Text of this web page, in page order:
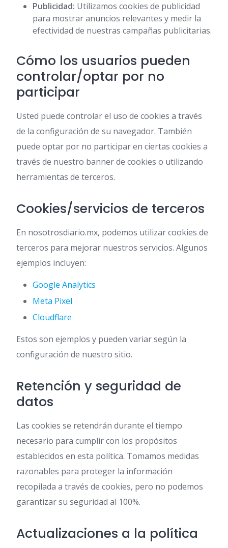
Publicidad: Utilizamos cookies de publicidad
para mostrar anuncios relevantes y medir la
efectividad de nuestras campañas publicitarias.
Cómo los usuarios pueden
controlar/optar por no
participar
Usted puede controlar el uso de cookies a través
de la configuración de su navegador. También
puede optar por no participar en ciertas cookies a
través de nuestro banner de cookies o utilizando
herramientas de terceros.
Cookies/servicios de terceros
En nosotrosdiario.mx, podemos utilizar cookies de
terceros para mejorar nuestros servicios. Algunos
ejemplos incluyen:
Google Analytics
Meta Pixel
Cloudflare
Estos son ejemplos y pueden variar según la
configuración de nuestro sitio.
Retención y seguridad de
datos
Las cookies se retendrán durante el tiempo
necesario para cumplir con los propósitos
establecidos en esta política. Tomamos medidas
razonables para proteger la información
recopilada a través de cookies, pero no podemos
garantizar su seguridad al 100%.
Actualizaciones a la política